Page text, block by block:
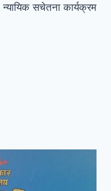
न्यायिक सचेतना कार्यक्रम